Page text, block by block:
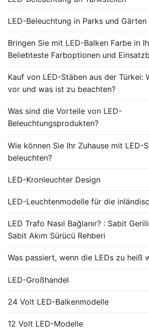
LED-Beleuchtung in Parks und Gärten
Bringen Sie mit LED-Balken Farbe in
Beliebteste Farboptionen und
Kauf von LED-Stäben aus der Türkei:
vor und was ist zu beachten?
Was sind die Vorteile von LED-
Beleuchtungsprodukten?
Wie können Sie Ihr Zuhause mit LED-
beleuchten?
LED-Kronleuchter Design
LED-Leuchtenmodelle für die
LED Trafo Nasıl Bağlanır? : Sabit
Sabit Akım Sürücü Rehberi
Was passiert, wenn die LEDs zu heiß
LED-Großhandel
24 Volt LED-Balkenmodelle
12 Volt LED-Modelle